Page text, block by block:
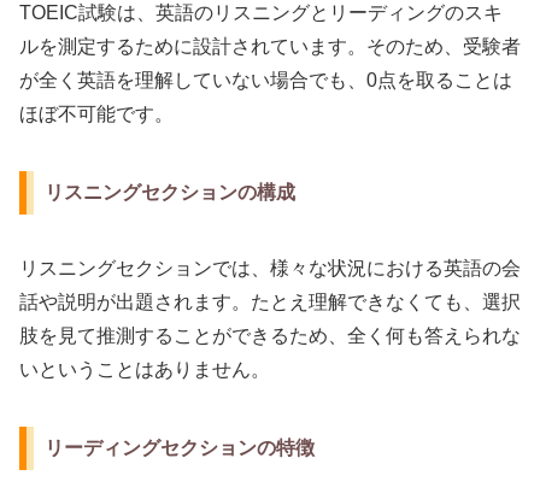
TOEIC試験は、英語のリスニングとリーディングのスキ
ルを測定するために設計されています。そのため、受験者
が全く英語を理解していない場合でも、0点を取ることは
ほぼ不可能です。
リスニングセクションの構成
リスニングセクションでは、様々な状況における英語の会
話や説明が出題されます。たとえ理解できなくても、選択
肢を見て推測することができるため、全く何も答えられな
いということはありません。
リーディングセクションの特徴